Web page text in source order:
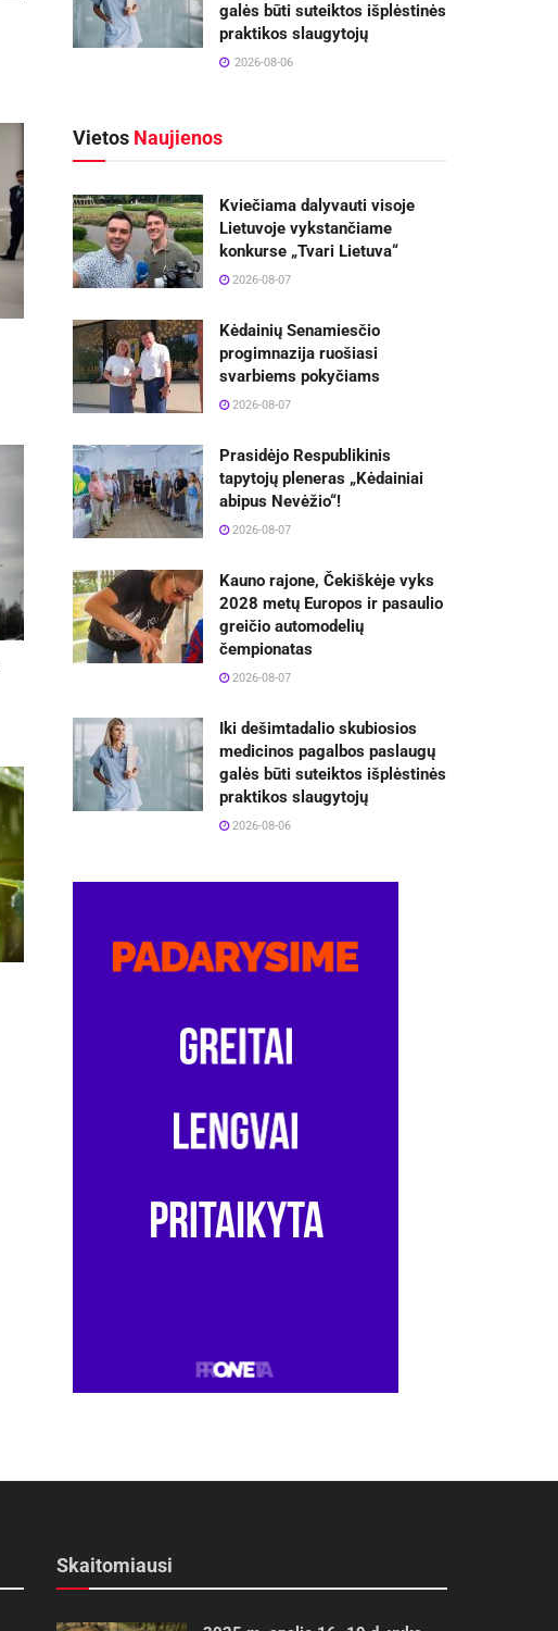
galės būti suteiktos išplėstinės
praktikos slaugytojų
2026-08-06
Vietos Naujienos
Kviečiama dalyvauti visoje
Lietuvoje vykstančiame
konkurse „Tvari Lietuva“
2026-08-07
Kėdainių Senamiesčio
progimnazija ruošiasi
svarbiems pokyčiams
2026-08-07
Prasidėjo Respublikinis
tapytojų pleneras „Kėdainiai
abipus Nevėžio“!
2026-08-07
Kauno rajone, Čekiškėje vyks
2028 metų Europos ir pasaulio
greičio automodelių
čempionatas
2026-08-07
Iki dešimtadalio skubiosios
medicinos pagalbos paslaugų
galės būti suteiktos išplėstinės
praktikos slaugytojų
2026-08-06
Skaitomiausi